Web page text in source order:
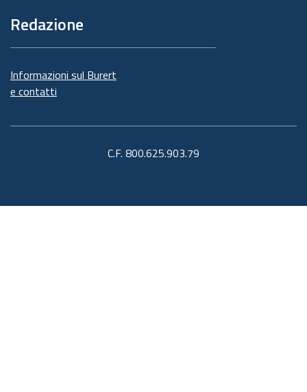
Redazione
Informazioni sul Burert
e contatti
C.F. 800.625.903.79